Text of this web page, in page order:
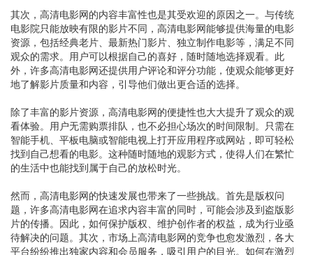
其次，高清电影网的内容丰富性也是其受欢迎的原因之一。与传统
电影院只能放映有限的影片不同，高清电影网能够提供海量的电影
资源，包括经典老片、最新热门影片、独立制作电影等，满足不同
观众的需求。用户可以根据自己的喜好，随时随地选择观看。此
外，许多高清电影网还提供用户评论和评分功能，使观众能够更好
地了解影片质量和内容，引导他们做出更合适的选择。
除了丰富的影片资源，高清电影网的便捷性也大大提升了观众的观
看体验。用户无需购票排队，也不必担心场次的时间限制。只需在
智能手机、平板电脑或智能电视上打开应用程序或网站，即可轻松
找到自己想看的电影。这种随时随地的观影方式，使得人们在繁忙
的生活中也能找到属于自己的放松时光。
然而，高清电影网的快速发展也带来了一些挑战。首先是版权问
题，许多高清电影网在追求内容丰富的同时，可能会涉及到盗版影
片的传播。因此，如何保护版权、维护创作者的权益，成为行业亟
待解决的问题。其次，市场上高清电影网的竞争也愈发激烈，各大
平台纷纷推出独家内容和会员服务，吸引用户的目光。如何在激烈